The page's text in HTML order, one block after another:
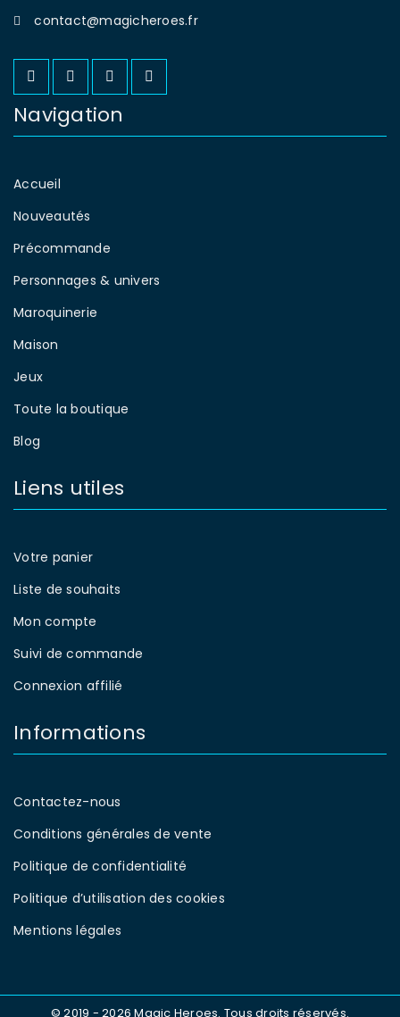
contact@magicheroes.fr
Navigation
Accueil
Nouveautés
Précommande
Personnages & univers
Maroquinerie
Maison
Jeux
Toute la boutique
Blog
Liens utiles
Votre panier
Liste de souhaits
Mon compte
Suivi de commande
Connexion affilié
Informations
Contactez-nous
Conditions générales de vente
Politique de confidentialité
Politique d’utilisation des cookies
Mentions légales
© 2019 - 2026 Magic Heroes. Tous droits réservés.